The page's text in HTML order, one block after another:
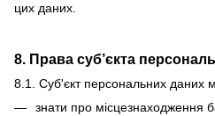
цих даних.
8. Права суб’єкта
8.1. Суб'єкт персональних даних
знати про місцезнаходження